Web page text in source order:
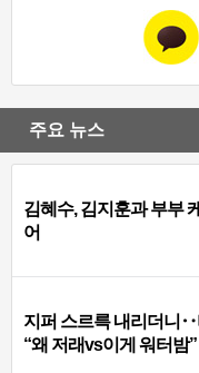
주요 뉴스
김혜수, 김지훈과 부부
어
지퍼 스르륵 내리더니
“왜 저래vs이게 워터밤